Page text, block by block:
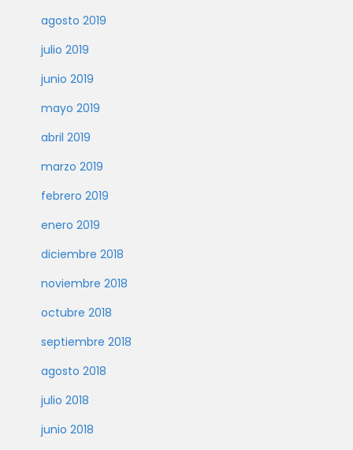
agosto 2019
julio 2019
junio 2019
mayo 2019
abril 2019
marzo 2019
febrero 2019
enero 2019
diciembre 2018
noviembre 2018
octubre 2018
septiembre 2018
agosto 2018
julio 2018
junio 2018